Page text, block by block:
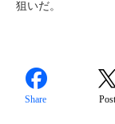
狙いだ。
Share Post